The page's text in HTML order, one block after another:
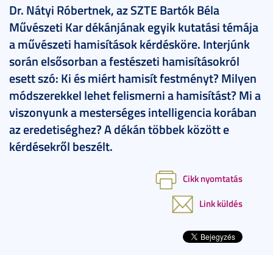
Dr. Nátyi Róbertnek, az SZTE Bartók Béla
Művészeti Kar dékánjának egyik kutatási témája
a művészeti hamisítások kérdésköre. Interjúnk
során elsősorban a festészeti hamisításokról
esett szó: Ki és miért hamisít festményt? Milyen
módszerekkel lehet felismerni a hamisítást? Mi a
viszonyunk a mesterséges intelligencia korában
az eredetiséghez? A dékán többek között e
kérdésekről beszélt.
Cikk nyomtatás
Link küldés